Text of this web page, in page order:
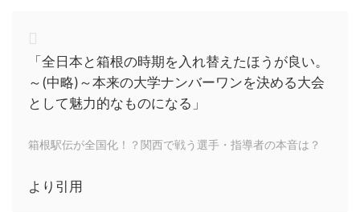
「全日本と箱根の時期を入れ替えたほうが良い。
～(中略)～本来の大学ナンバーワンを決める大会
として魅力的なものになる」
箱根駅伝が全国化！？関西で戦う選手・指導者の本音は？
より引用